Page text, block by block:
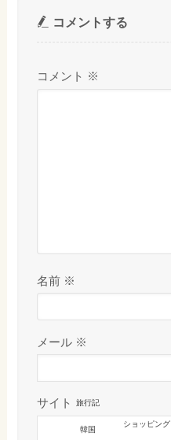
コメントする
コメント ※
名前 ※
メール ※
サイト 旅行記
韓国
ショッピング